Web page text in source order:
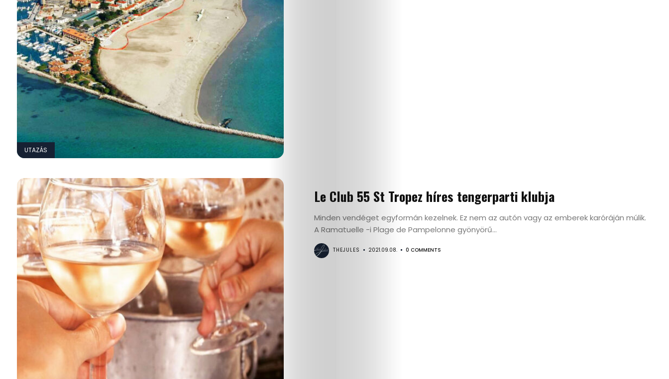
UTAZÁS
Le Club 55 St Tropez híres tengerparti klubja
Minden vendéget egyformán kezelnek. Ez nem az autón vagy az emberek karóráján múlik.
A Ramatuelle -i Plage de Pampelonne gyönyörű...
THEJULES 2021.09.08. 0 COMMENTS